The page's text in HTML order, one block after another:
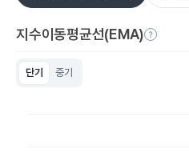
지수이동평균선(EMA)
단기 중기
The chart has 1 X axis
The chart has 1 Y axis